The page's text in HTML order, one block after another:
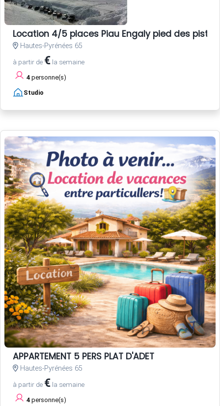
Location 4/5 places Piau Engaly pied des pistes
Hautes-Pyrénées 65
à partir de € la semaine
4 personne(s)
Studio
APPARTEMENT 5 PERS PLAT D'ADET
Hautes-Pyrénées 65
à partir de € la semaine
4 personne(s)